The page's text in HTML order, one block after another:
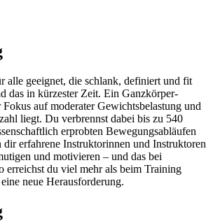
geeignet, die schlank, definiert und fit
das in kürzester Zeit. Ein Ganzkörper-
auf moderater Gewichtsbelastung und
liegt. Du verbrennst dabei bis zu 540
erprobten Bewegungsabläufen
dir erfahrene Instruktorinnen und Instruktoren
und motivieren – und das bei
erreichst du viel mehr als beim Training
neue Herausforderung.